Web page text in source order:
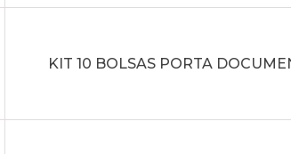
KIT 10 BOLSAS PORTA